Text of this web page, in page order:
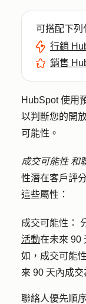
可搭配下列
行銷
銷售
HubSpot 使用
以判斷您的開
可能性。
成交可能性 和
性潛在客戶評
這些屬性：
成交可能性：
活動在未來 90
如，成交可能
來 90 天內成交
聯絡人優先順序